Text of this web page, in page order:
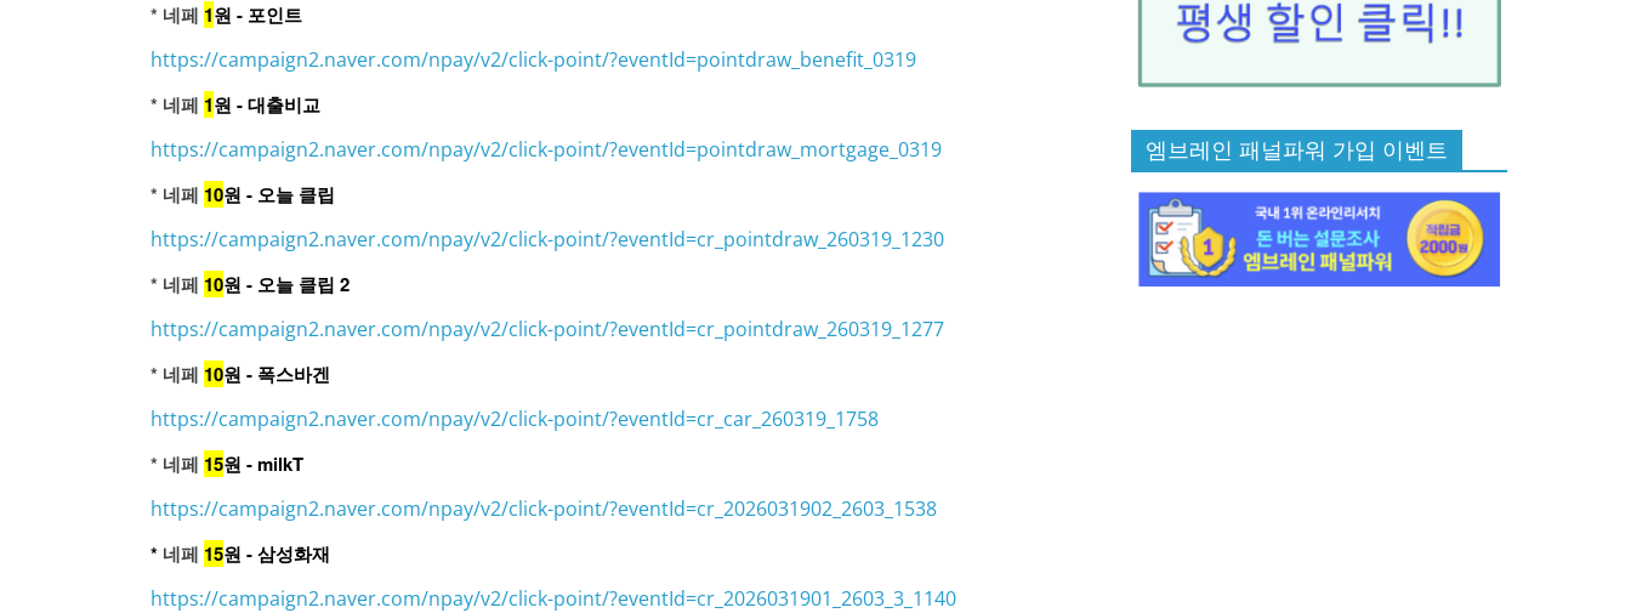
* 네페 1원 - 포인트
https://campaign2.naver.com/npay/v2/click-point/?eventId=pointdraw_benefit_0319
* 네페 1원 - 대출비교
https://campaign2.naver.com/npay/v2/click-point/?eventId=pointdraw_mortgage_0319
* 네페 10원 - 오늘 클립
https://campaign2.naver.com/npay/v2/click-point/?eventId=cr_pointdraw_260319_1230
* 네페 10원 - 오늘 클립 2
https://campaign2.naver.com/npay/v2/click-point/?eventId=cr_pointdraw_260319_1277
* 네페 10원 - 폭스바겐
https://campaign2.naver.com/npay/v2/click-point/?eventId=cr_car_260319_1758
* 네페 15원 - milkT
https://campaign2.naver.com/npay/v2/click-point/?eventId=cr_2026031902_2603_1538
* 네페 15원 - 삼성화재
https://campaign2.naver.com/npay/v2/click-point/?eventId=cr_2026031901_2603_3_1140
엠브레인 패널파워 가입 이벤트